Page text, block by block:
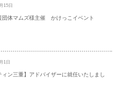
15日
団体マムズ様主催 かけっこイベント
1日
ィン三重】アドバイザーに就任いたしまし